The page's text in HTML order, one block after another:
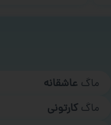
ماگ عاشقانه
ماگکارتونی